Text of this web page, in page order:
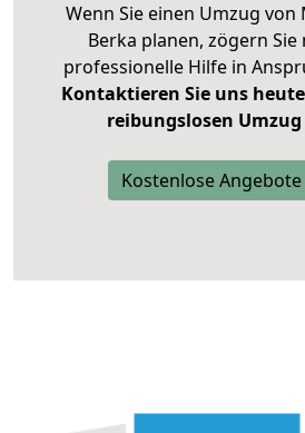
Wenn Sie einen Umzug von
Berka planen, zögern
professionelle Hilfe in
Kontaktieren Sie uns heute
reibungslosen Umzug
Kostenlose